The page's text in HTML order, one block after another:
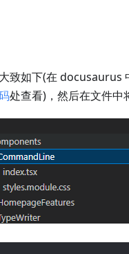
致如下(在 docusaurus
处查看)，然后在文件